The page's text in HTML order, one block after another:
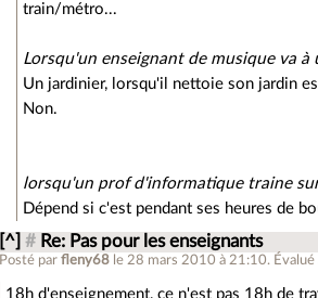
train/métro...
Lorsqu'un enseignant de musique va
Un jardinier, lorsqu'il nettoie son jardin
Non.
lorsqu'un prof d'informatique traine
Dépend si c'est pendant ses heures de
[^] # Re: Pas pour les enseignants
Posté parfleny68 le 28 mars 2010 à 21:10. Évalué
18h d'enseignement, ce n'est pas 18h de